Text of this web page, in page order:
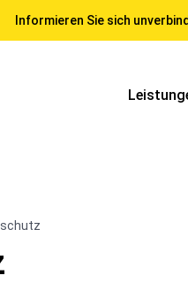
Informieren Sie sich